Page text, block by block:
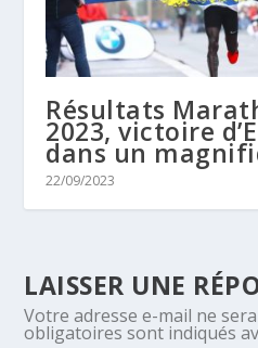
Résultats
2023, victoire
dans un
22/09/2023
LAISSER UNE
Votre adresse e-mail ne
obligatoires sont indiqués